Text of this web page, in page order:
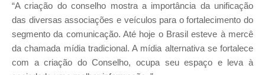
“A criação do conselho mostra a importância da unificação
das diversas associações e veículos para o fortalecimento do
segmento da comunicação. Até hoje o Brasil esteve à mercê
da chamada mídia tradicional. A mídia alternativa se fortalece
com a criação do Conselho, ocupa seu espaço e leva à